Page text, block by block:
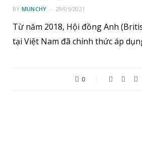
BY MUNCHY 29/05/2021
Từ năm 2018, Hội đồng Anh
tại Việt Nam đã chính thức áp
0